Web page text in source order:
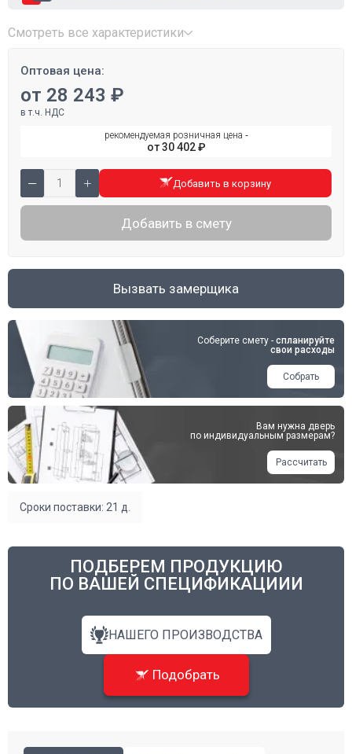
Смотреть все характеристики
Оптовая цена:
от 28 243 ₽
в т.ч. НДС
рекомендуемая розничная цена ‐
от 30 402 ₽
Добавить в корзину
Добавить в смету
Вызвать замерщика
Соберите смету - спланируйте
свои расходы
Собрать
Вам нужна дверь
по индивидуальным размерам?
Рассчитать
Сроки поставки: 21 д.
ПОДБЕРЕМ ПРОДУКЦИЮ
ПО ВАШЕЙ СПЕЦИФИКАЦИИИ
НАШЕГО ПРОИЗВОДСТВА
Подобрать